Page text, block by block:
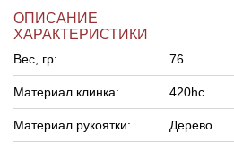
ОПИСАНИЕ
ХАРАКТЕРИСТИКИ
Вес, гр: 76
Материал клинка: 420hc
Материал рукоятки: Дерево